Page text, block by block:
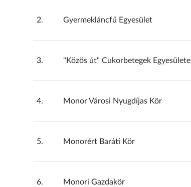
2. Gyermekláncfű Egyesület
3. "Közös út" Cukorbetegek Egyesülete
4. Monor Városi Nyugdíjas Kör
5. Monorért Baráti Kör
6. Monori Gazdakör